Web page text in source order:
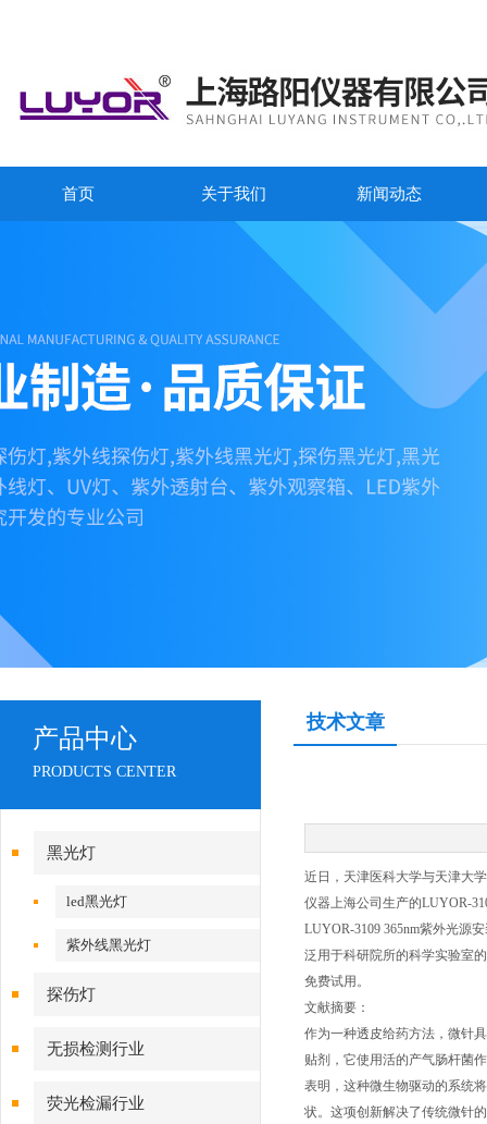
首页 关于我们 新闻动态
产品中心
PRODUCTS CENTER
黑光灯
led黑光灯
紫外线黑光灯
探伤灯
无损检测行业
荧光检漏行业
技术文章
近日，天津医科大学与天津大
仪器上海公司生产的LUYOR-
LUYOR-3109 365nm紫外光源
泛用于科研院所的科学实验室
免费试用 。
文献摘要：
作为一种透皮给药方法，微针
贴剂，它使用活的产气肠杆菌
表明，这种微生物驱动的系统
状。这项创新解决了传统微针